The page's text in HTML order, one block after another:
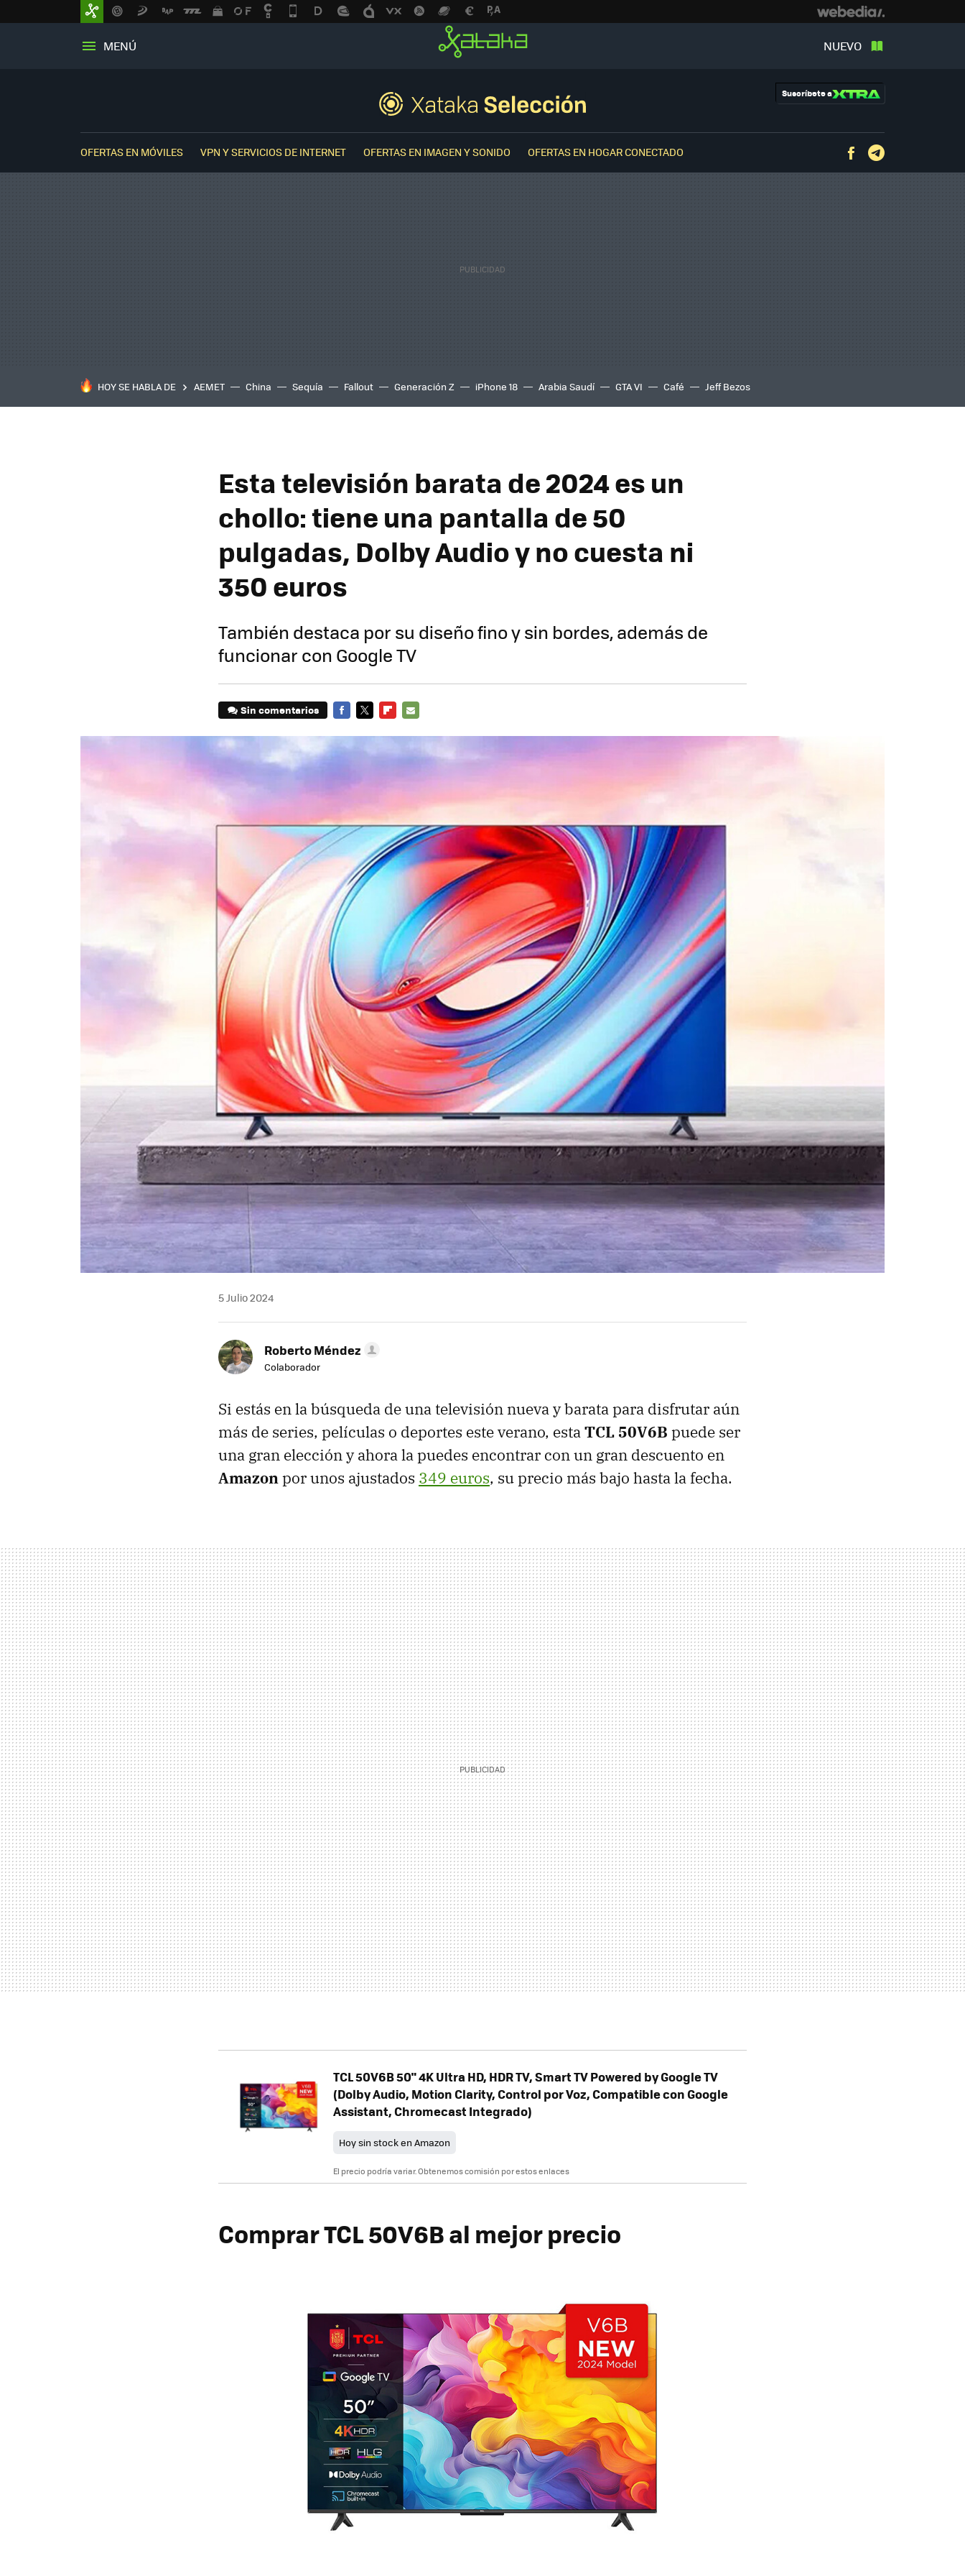
MENÚ NUEVO
Suscríbete a
OFERTAS EN MÓVILES VPN Y SERVICIOS DE INTERNET OFERTAS EN IMAGEN Y SONIDO OFERTAS EN HOGAR CONECTADO Facebook
HOY SE HABLA DE AEMET China Sequía Fallout Generación Z iPhone 18 Arabia Saudí GTA VI Café Jeff Bezos
Esta televisión barata de 2024 es un
chollo: tiene una pantalla de 50
pulgadas, Dolby Audio y no cuesta ni
350 euros
También destaca por su diseño fino y sin bordes, además de
funcionar con Google TV
Sin comentarios
5 Julio 2024
Roberto Méndez
Colaborador
Si estás en la búsqueda de una televisión nueva y barata para disfrutar aún
más de series, películas o deportes este verano, estaTCL 50V6B puede ser
una gran elección y ahora la puedes encontrar con un gran descuento en
Amazonpor unos ajustados 349 euros, su precio más bajo hasta la fecha.
TCL 50V6B 50" 4K Ultra HD, HDR TV, Smart TV Powered by Google TV
(Dolby Audio, Motion Clarity, Control por Voz, Compatible con Google
Assistant, Chromecast Integrado)
Hoy sin stock en Amazon
El precio podría variar. Obtenemos comisión por estos enlaces
Comprar TCL 50V6B al mejor precio